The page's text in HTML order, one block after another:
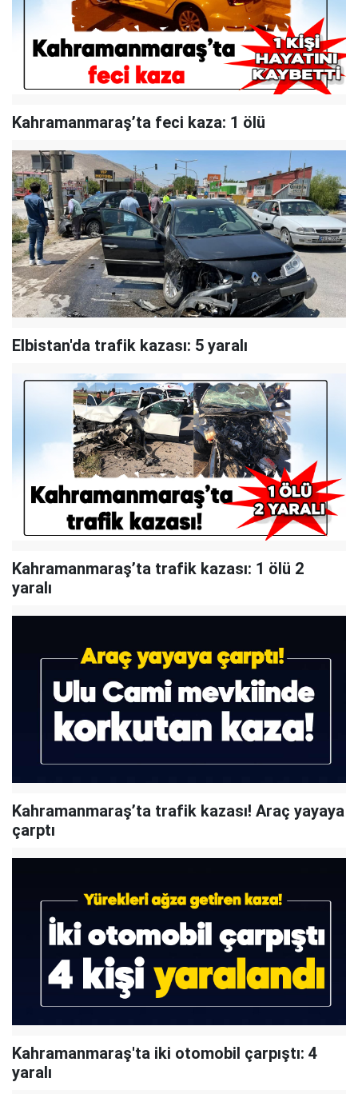
Kahramanmaraş’ta feci kaza: 1 ölü
Elbistan'da trafik kazası: 5 yaralı
Kahramanmaraş’ta trafik kazası: 1 ölü 2
yaralı
Kahramanmaraş’ta trafik kazası! Araç yayaya
çarptı
Kahramanmaraş'ta iki otomobil çarpıştı: 4
yaralı